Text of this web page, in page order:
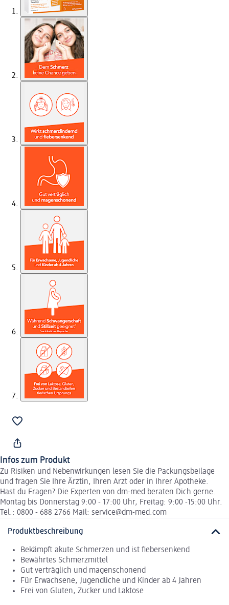
Infos zum Produkt
Zu Risiken und Nebenwirkungen lesen Sie die Packungsbeilage
und fragen Sie Ihre Ärztin, Ihren Arzt oder in Ihrer Apotheke.
Hast du Fragen? Die Experten von dm-med beraten Dich gerne.
Montag bis Donnerstag 9:00 - 17:00 Uhr, Freitag: 9:00 -15:00 Uhr.
Tel.: 0800 - 688 2766 Mail: service@dm-med.com
Produktbeschreibung
Bekämpft akute Schmerzen und ist fiebersenkend
Bewährtes Schmerzmittel
Gut verträglich und magenschonend
Für Erwachsene, Jugendliche und Kinder ab 4 Jahren
Frei von Gluten, Zucker und Laktose